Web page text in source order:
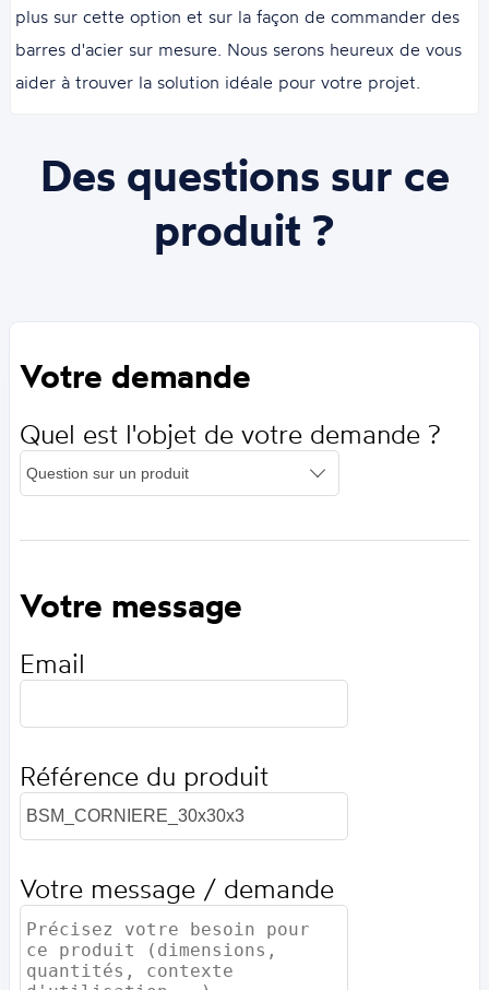
plus sur cette option et sur la façon de commander des
barres d'acier sur mesure. Nous serons heureux de vous
aider à trouver la solution idéale pour votre projet.
Des questions sur ce
produit ?
Votre demande
Quel est l'objet de votre demande ?
Votre message
Email
Référence du produit
Votre message / demande